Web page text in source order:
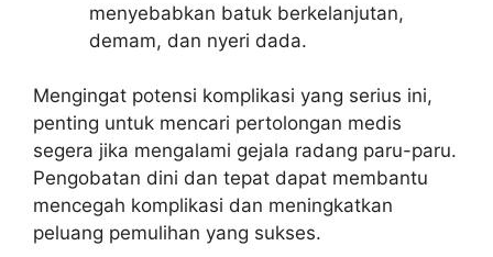
menyebabkan batuk berkelanjutan,
demam, dan nyeri dada.
Mengingat potensi komplikasi yang serius ini,
penting untuk mencari pertolongan medis
segera jika mengalami gejala radang paru-paru.
Pengobatan dini dan tepat dapat membantu
mencegah komplikasi dan meningkatkan
peluang pemulihan yang sukses.